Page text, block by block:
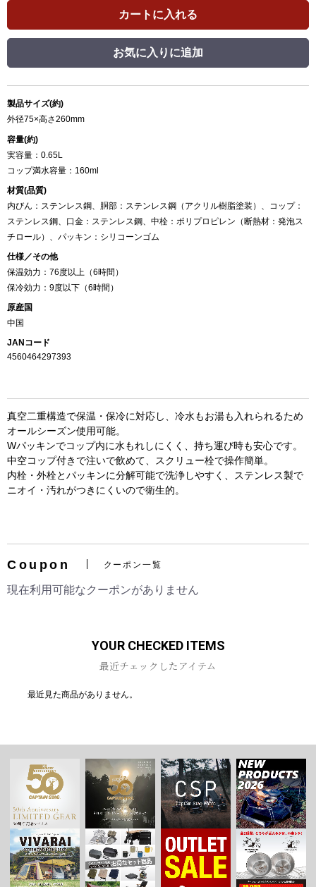
カートに入れる
お買い物を続ける
お気に入りに追加
製品サイズ(約)
外径75×高さ260mm
容量(約)
実容量：0.65L
コップ満水容量：160ml
材質(品質)
内びん：ステンレス鋼、胴部：ステンレス鋼（アクリル樹脂塗装）、コップ：
ステンレス鋼、口金：ステンレス鋼、中栓：ポリプロピレン（断熱材：発泡ス
チロール）、パッキン：シリコーンゴム
仕様／その他
保温効力：76度以上（6時間）
保冷効力：9度以下（6時間）
原産国
中国
JANコード
4560464297393
真空二重構造で保温・保冷に対応し、冷水もお湯も入れられるため
オールシーズン使用可能。
Wパッキンでコップ内に水もれしにくく、持ち運び時も安心です。
中空コップ付きで注いで飲めて、スクリュー栓で操作簡単。
内栓・外栓とパッキンに分解可能で洗浄しやすく、ステンレス製で
ニオイ・汚れがつきにくいので衛生的。
Coupon クーポン一覧
現在利用可能なクーポンがありません
YOUR CHECKED ITEMS
最近チェックしたアイテム
最近見た商品がありません。